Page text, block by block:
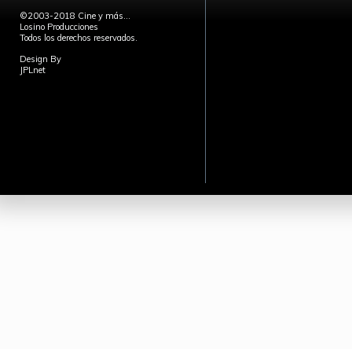
©2003-2018 Cine y más...
Losino Producciones
Todos los derechos reservados.
Design By
JPLnet